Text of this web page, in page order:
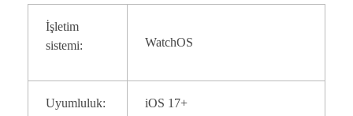
İşletim
sistemi:
WatchOS
Uyumluluk: iOS 17+